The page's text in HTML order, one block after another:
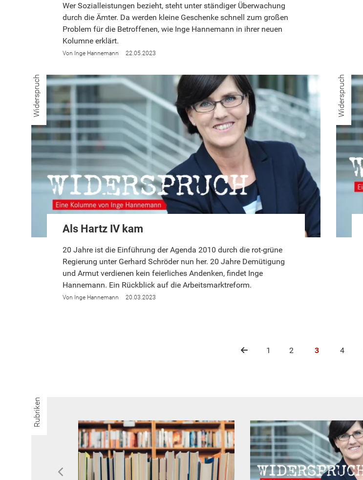
Wer Sozialleistungen bezieht, steht unter ständiger Überwachung
durch die Ämter. Da werden kleine Geschenke schnell zum großen
Problem für die Betroffenen, wie Inge Hannemann in ihrer neuen
Kolumne erklärt.
Inge Hannemann 22.05.2023
Widerspruch
Als Hartz IV kam
20 Jahre ist die Einführung der Agenda 2010 durch die rot-grüne
Regierung unter Gerhard Schröder nun her. 20 Jahre Demütigung
und Armut verdienen kein feierliches Andenken, findet Inge
Hannemann. Ein Rückblick auf die Arbeitsmarktreform.
Inge Hannemann 20.03.2023
Widerspruch
1 2 3 4
Rubriken